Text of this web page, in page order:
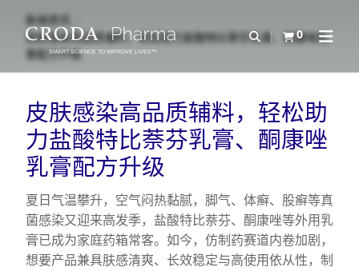
CONTENT
MENU
SMART SCIENCE TO IMPROVE LIVES™
Open Search
0
查看购物车Open
新闻资讯
皮肤感染高品质辅料，轻松助力盐酸特比萘芬乳膏、酮康唑乳
膏配方升级
皮肤感染高品质辅料，轻松助
力盐酸特比萘芬乳膏、酮康唑
乳膏配方升级
夏日气温攀升，空气闷热黏腻，脚气、体癣、股癣等真
菌感染又迎来高发季，盐酸特比萘芬、酮康唑等外用乳
膏已成为家庭药箱常客。如今，仿制药赛道内卷加剧，
想要产品兼具肤感清爽、长效稳定与高使用依从性，制